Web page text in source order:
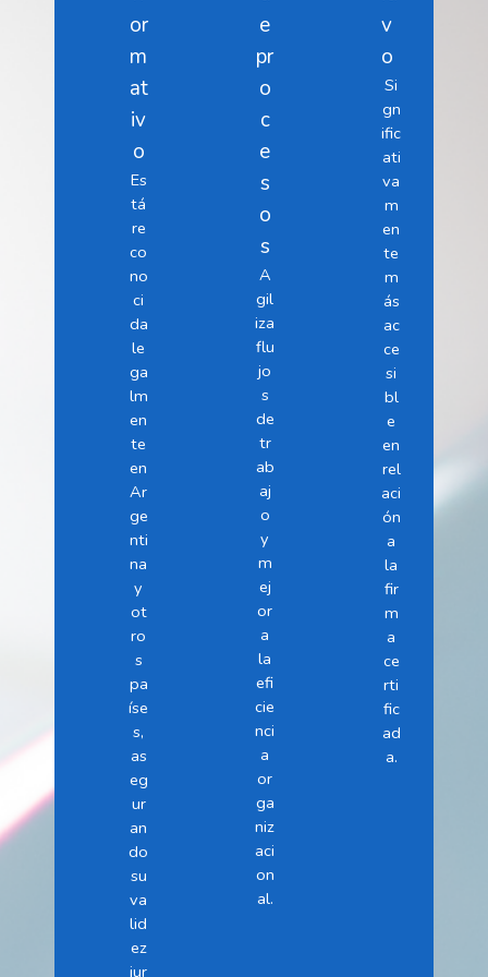
or
m
at
iv
o
Es
tá
re
co
no
ci
da
le
ga
lm
en
te
en
Ar
ge
nti
na
y
ot
ro
s
pa
íse
s,
as
eg
ur
an
do
su
va
lid
ez
jur
e
pr
o
c
e
s
o
s
A
gil
iza
flu
jo
s
de
tr
ab
aj
o
y
m
ej
or
a
la
efi
cie
nci
a
or
ga
niz
aci
on
al.
v
o
Si
gn
ific
ati
va
m
en
te
m
ás
ac
ce
si
bl
e
en
rel
aci
ón
a
la
fir
m
a
ce
rti
fic
ad
a.